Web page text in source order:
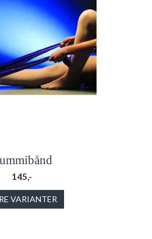
145,-
VARIANTER